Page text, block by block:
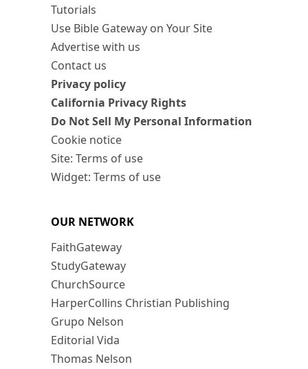
Tutorials
Use Bible Gateway on Your Site
Advertise with us
Contact us
Privacy policy
California Privacy Rights
Do Not Sell My Personal Information
Cookie notice
Site: Terms of use
Widget: Terms of use
OUR NETWORK
FaithGateway
StudyGateway
ChurchSource
HarperCollins Christian Publishing
Grupo Nelson
Editorial Vida
Thomas Nelson